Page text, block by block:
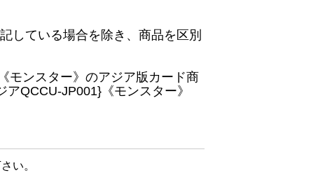
している場合を除き、商品を区別
モンスター》のアジア版カード商
QCCU-JP001}《モンスター》
い。